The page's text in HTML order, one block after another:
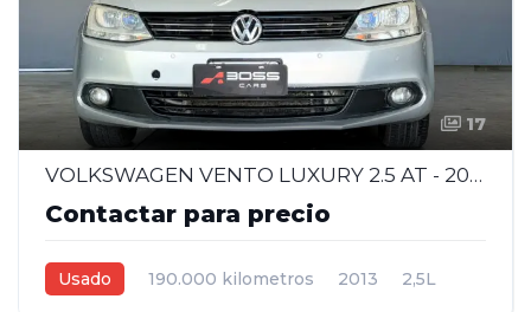
17
VOLKSWAGEN VENTO LUXURY 2.5 AT - 2013
Contactar para precio
Usado 190.000 kilometros 2013
2,5L